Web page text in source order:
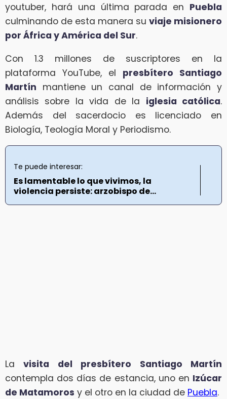
youtuber, hará una última parada en Puebla
culminando de esta manera su viaje misionero
por África y América del Sur.
Con 1.3 millones de suscriptores en la
plataforma YouTube, el presbítero Santiago
Martín mantiene un canal de información y
análisis sobre la vida de la iglesia católica.
Además del sacerdocio es licenciado en
Biología, Teología Moral y Periodismo.
Te puede interesar:
Es lamentable lo que vivimos, la
violencia persiste: arzobispo de...
Lavisita del presbítero Santiago Martín
contempla dos días de estancia, uno en Izúcar
de Matamoros y el otro en la ciudad de Puebla.